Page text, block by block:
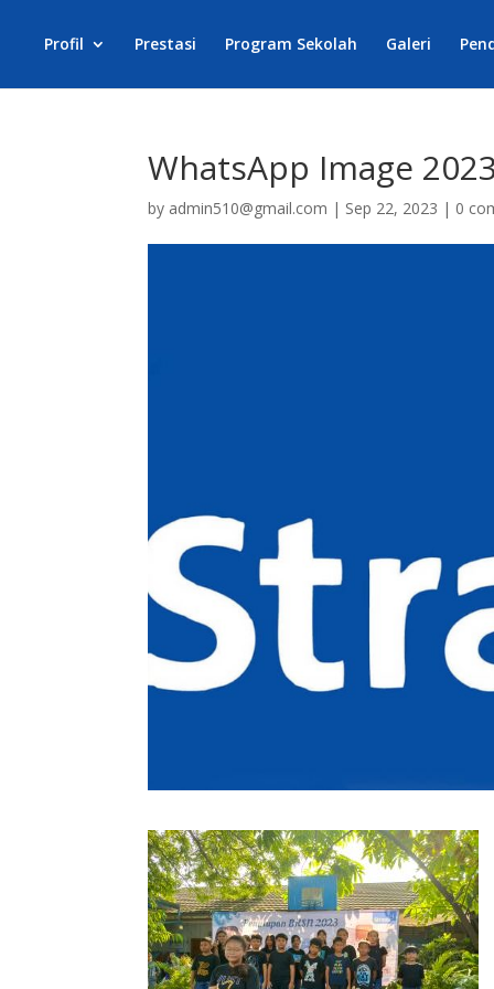
Profil Prestasi Program Sekolah Galeri
WhatsApp Image
by admin510@gmail.com | Sep 22, 2023 | 0